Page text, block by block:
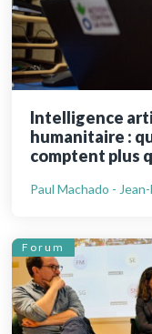
Intelligence
humanitaire :
comptent plus
Paul Machado -
Forum